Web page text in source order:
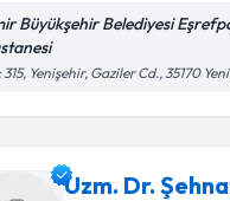
Büyükşehir Belediyesi
315, Yenişehir, Gaziler Cd., 35170
Uzm. Dr.